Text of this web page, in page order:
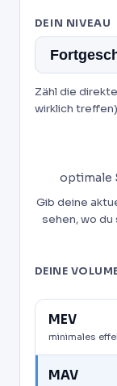
DEIN NIVEAU
Zähl die
wirklich
optimale
Gib deine
sehen, wo du
DEINE
MEV
minimales
MAV